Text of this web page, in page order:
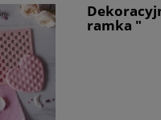
ramka "